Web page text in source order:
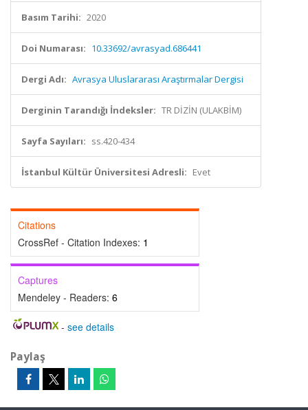
Basım Tarihi: 2020
Doi Numarası: 10.33692/avrasyad.686441
Dergi Adı: Avrasya Uluslararası Araştırmalar Dergisi
Derginin Tarandığı İndeksler: TR DİZİN (ULAKBİM)
Sayfa Sayıları: ss.420-434
İstanbul Kültür Üniversitesi Adresli: Evet
Citations
CrossRef - Citation Indexes: 1
Captures
Mendeley - Readers: 6
- see details
Paylaş